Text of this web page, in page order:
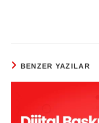
BENZER YAZILAR